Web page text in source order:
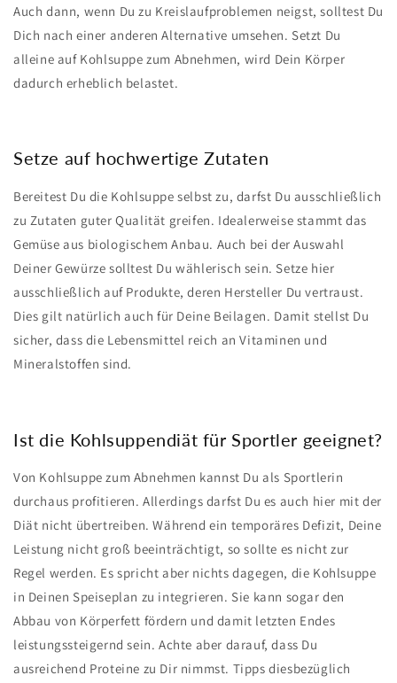
Auch dann, wenn Du zu Kreislaufproblemen neigst, solltest Du
Dich nach einer anderen Alternative umsehen. Setzt Du
alleine auf Kohlsuppe zum Abnehmen, wird Dein Körper
dadurch erheblich belastet.
Setze auf hochwertige Zutaten
Bereitest Du die Kohlsuppe selbst zu, darfst Du ausschließlich
zu Zutaten guter Qualität greifen. Idealerweise stammt das
Gemüse aus biologischem Anbau. Auch bei der Auswahl
Deiner Gewürze solltest Du wählerisch sein. Setze hier
ausschließlich auf Produkte, deren Hersteller Du vertraust.
Dies gilt natürlich auch für Deine Beilagen. Damit stellst Du
sicher, dass die Lebensmittel reich an Vitaminen und
Mineralstoffen sind.
Ist die Kohlsuppendiät für Sportler geeignet?
Von Kohlsuppe zum Abnehmen kannst Du als Sportlerin
durchaus profitieren. Allerdings darfst Du es auch hier mit der
Diät nicht übertreiben. Während ein temporäres Defizit, Deine
Leistung nicht groß beeinträchtigt, so sollte es nicht zur
Regel werden. Es spricht aber nichts dagegen, die Kohlsuppe
in Deinen Speiseplan zu integrieren. Sie kann sogar den
Abbau von Körperfett fördern und damit letzten Endes
leistungssteigernd sein. Achte aber darauf, dass Du
ausreichend Proteine zu Dir nimmst. Tipps diesbezüglich